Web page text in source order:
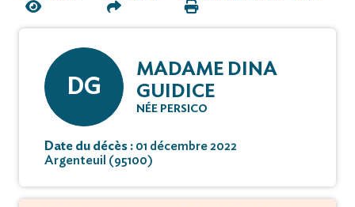
DG
MADAME DINA
GUIDICE
NÉE PERSICO
Date du décès : 01 décembre 2022
Argenteuil (95100)